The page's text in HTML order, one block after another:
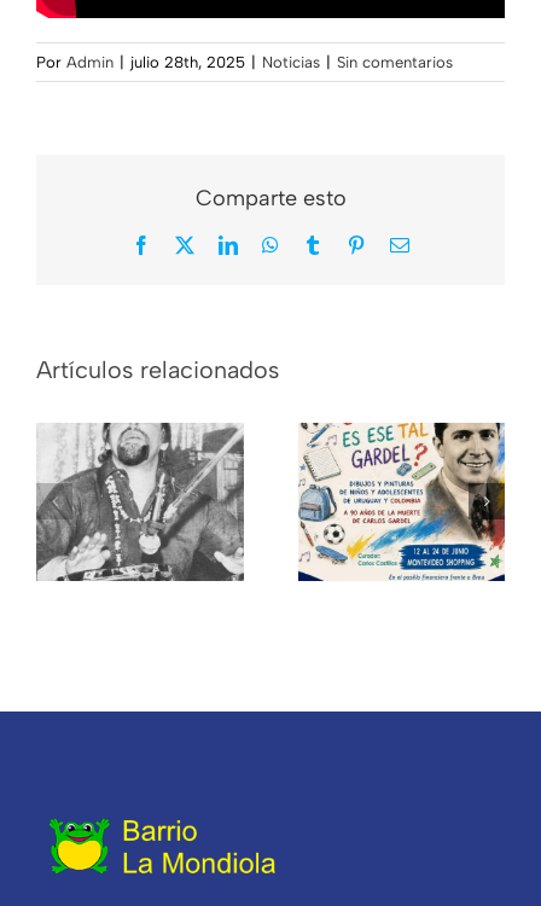
Por Admin julio 28th, 2025 Noticias Sin comentarios
Comparte esto
Facebook LinkedInWhatsApp
Tumblr PinterestCorreo
Artículos relacionados
«Chichito»